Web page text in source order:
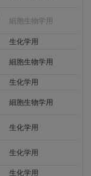
細胞生物学用
生化学用
細胞生物学用
生化学用
細胞生物学用
生化学用
生化学用
生化学用